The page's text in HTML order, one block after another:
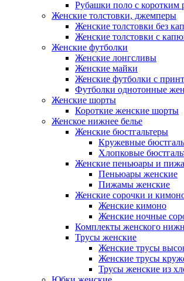
Рубашки поло с коротким
Женские толстовки, джемперы
Женские толстовки без
Женские толстовки с
Женские футболки
Женские лонгсливы
Женские майки
Женские футболки с
Футболки однотонные
Женские шорты
Короткие женские шорты
Женское нижнее белье
Женские бюстгальтеры
Кружевные
Хлопковые
Женские пеньюары и
Пеньюары женские
Пижамы женские
Женские сорочки и
Женские кимоно
Женские ночные
Комплекты женского
Трусы женские
Женские трусы
Женские трусы
Трусы женские из